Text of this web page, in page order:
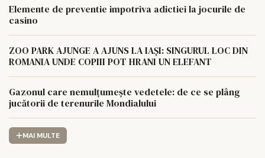
Elemente de preventie impotriva adictiei la jocurile de
casino
ZOO PARK AJUNGE A AJUNS LA IAȘI: SINGURUL LOC DIN
ROMANIA UNDE COPIII POT HRANI UN ELEFANT
Gazonul care nemulțumește vedetele: de ce se plâng
jucătorii de terenurile Mondialului
MAI MULTE